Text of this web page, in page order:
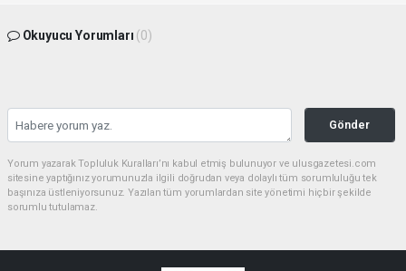
Okuyucu Yorumları (0)
Gönder
Yorum yazarak Topluluk Kuralları’nı kabul etmiş bulunuyor ve ulusgazetesi.com
sitesine yaptığınız yorumunuzla ilgili doğrudan veya dolaylı tüm sorumluluğu tek
başınıza üstleniyorsunuz. Yazılan tüm yorumlardan site yönetimi hiçbir şekilde
sorumlu tutulamaz.